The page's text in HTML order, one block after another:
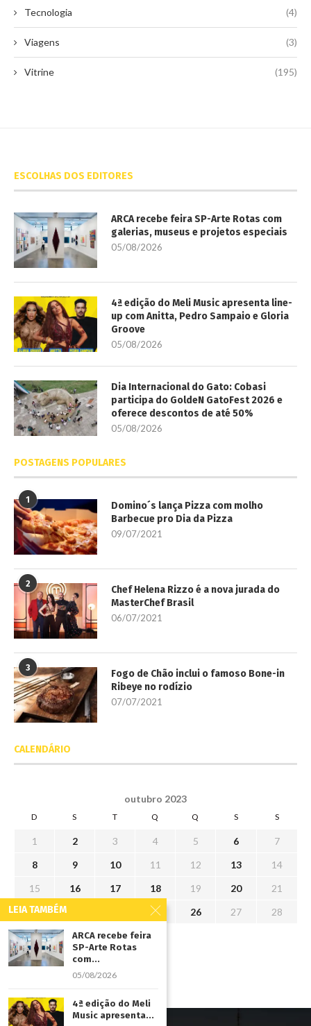
Tecnologia (4)
Viagens (3)
Vitrine (195)
ESCOLHAS DOS EDITORES
ARCA recebe feira SP-Arte Rotas com
galerias, museus e projetos especiais
05/08/2026
4ª edição do Meli Music apresenta line-
up com Anitta, Pedro Sampaio e Gloria
Groove
05/08/2026
Dia Internacional do Gato: Cobasi
participa do GoldeN GatoFest 2026 e
oferece descontos de até 50%
05/08/2026
POSTAGENS POPULARES
1
Domino´s lança Pizza com molho
Barbecue pro Dia da Pizza
09/07/2021
2
Chef Helena Rizzo é a nova jurada do
MasterChef Brasil
06/07/2021
3
Fogo de Chão inclui o famoso Bone-in
Ribeye no rodízio
07/07/2021
CALENDÁRIO
outubro 2023
D S T Q Q S S
1 2 3 4 5 6
7
8
9 10 11 12 13
14
15
16 17 18 19 20
21
22
25 26 27
28
29
30 31
« set nov »
LEIA TAMBÉM
ARCA recebe feira
SP-Arte Rotas
com...
05/08/2026
4ª edição do Meli
Music apresenta...